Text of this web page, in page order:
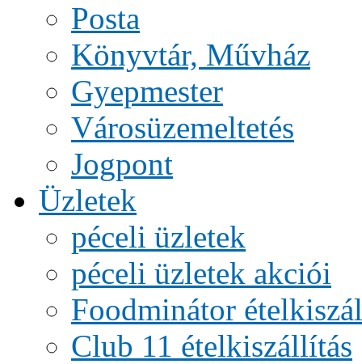
Posta
Könyvtár, Művház
Gyepmester
Városüzemeltetés
Jogpont
Üzletek
péceli üzletek
péceli üzletek akciói
Foodminátor
Club 11 ételkiszállítás